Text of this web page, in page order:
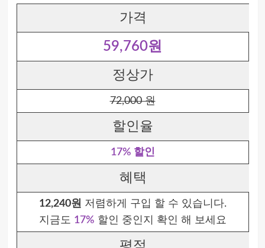
가격
59,760원
정상가
72,000 원
할인율
17% 할인
혜택
12,240원 저렴하게 구입 할 수 있습니다.
지금도 17% 할인 중인지 확인 해 보세요